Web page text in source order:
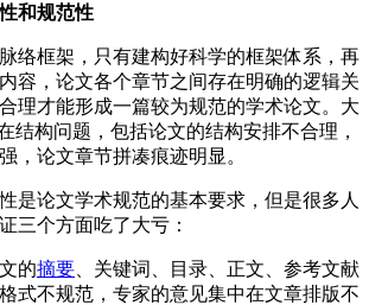
和规范性
络框架，只有建构好科学的框架体系，再
容，论文各个章节之间存在明确的逻辑关
理才能形成一篇较为规范的学术论文。大
结构问题，包括论文的结构安排不合理，
，论文章节拼凑痕迹明显。
是论文学术规范的基本要求，但是很多人
三个方面吃了大亏：
的摘要 、关键词、目录、正文、参考文献
式不规范，专家的意见集中在文章排版不